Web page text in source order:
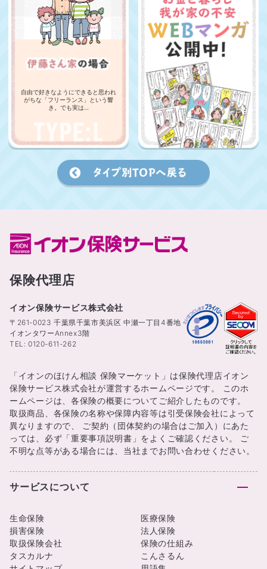
自由で好きなようにできると思われ
がちな「フリーランス」という響
き。でも実は…
保険代理店
イオン保険サービス株式会社
〒261-0023 千葉県千葉市美浜区 中瀬一丁目4番地
イオンタワーAnnex3階
TEL: 0120-611-262
「イオンのほけん相談 保険マーケット」は保険代理店イオン
保険サービス株式会社が運営するホームページです。 このホ
ームページは、各保険の概要についてご紹介したものです。
取扱商品、各保険の名称や保障内容等は引受保険会社によって
異なりますので、 ご契約（団体契約の場合はご加入）にあた
っては、必ず「重要事項説明書」をよくご確認ください。 ご
不明な点等がある場合には、当社までお問い合わせください。
サービスについて
生命保険
医療保険
損害保険
法人保険
取扱保険会社
保険の仕組み
タスカルナ
こんさるん